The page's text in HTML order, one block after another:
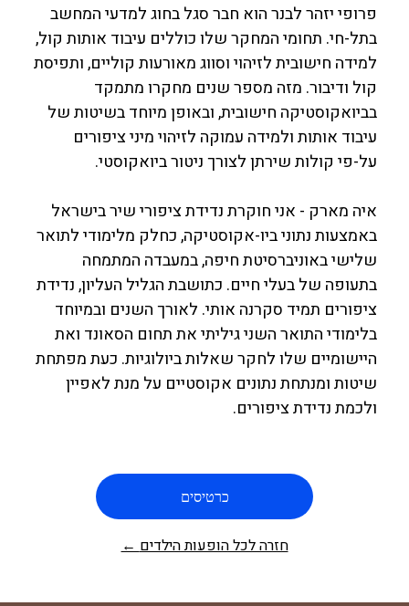
פרופי יזהר לבנר הוא חבר סגל בחוג למדעי המחשב
בתל-חי. תחומי המחקר שלו כוללים עיבוד אותות קול,
למידה חישובית לזיהוי וסווג מאורעות קוליים, ותפיסת
קול ודיבור. מזה מספר שנים מחקרו מתמקד
בביואקוסטיקה חישובית, ובאופן מיוחד בשיטות של
עיבוד אותות ולמידה עמוקה לזיהוי מיני ציפורים
על-פי קולות שירתן לצורך ניטור ביואקוסטי.
איה מארק - אני חוקרת נדידת ציפורי שיר בישראל
באמצעות נתוני ביו-אקוסטיקה, כחלק מלימודי לתואר
שלישי באוניברסיטת חיפה, במעבדה המתמחה
בתעופה של בעלי חיים. כתושבת הגליל העליון, נדידת
ציפורים תמיד סקרנה אותי. לאורך השנים ובמיוחד
בלימודי התואר השני גיליתי את תחום הסאונד ואת
היישומיים שלו לחקר שאלות ביולוגיות. כעת מפתחת
שיטות ומנתחת נתונים אקוסטיים על מנת לאפיין
ולכמת נדידת ציפורים.
כרטיסים
← חזרה לכל הופעות הילדים